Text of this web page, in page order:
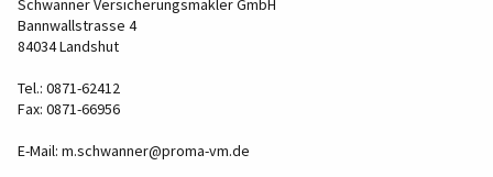
Schwanner Versicherungsmakler GmbH
Bannwallstrasse 4
84034 Landshut
Tel.: 0871-62412
Fax: 0871-66956
E-Mail: m.schwanner@proma-vm.de